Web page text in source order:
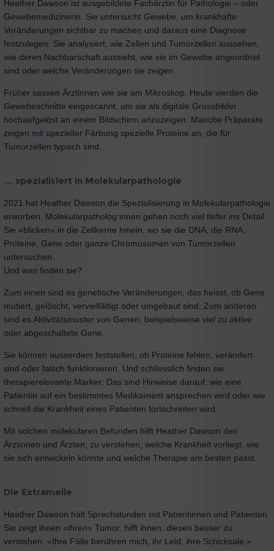
Heather Dawson ist ausgebildete Fachärztin für Pathologie – oder
Gewebemedizinerin. Sie untersucht Gewebe, um krankhafte
Veränderungen sichtbar zu machen und daraus eine Diagnose
festzulegen. Sie analysiert, wie Zellen und Tumorzellen aussehen,
wie deren Nachbarschaft aussieht, wie sie im Gewebe angeordnet
sind oder welche Veränderungen sie zeigen.
Früher sassen Ärztinnen wie sie am Mikroskop. Heute werden die
Gewebeschnitte eingescannt, um sie als digitale Grossbilder
hochaufgelöst an einem Bildschirm anzuzeigen. Manche Präparate
zeigen mit spezieller Färbung spezielle Proteine an, die für
Tumorzellen typisch sind.
… spezialisiert in Molekularpathologie
2021 hat Heather Dawson die Spezialisierung in Molekularpathologie
erworben. Molekularpatholog:innen gehen noch viel tiefer ins Detail.
Sie «blicken» in die Zellkerne hinein, wo sie die DNA, die RNA,
Proteine, Gene oder ganze Chromosomen von Tumorzellen
untersuchen.
Und was finden sie?
Zum einen sind es genetische Veränderungen, das heisst, ob Gene
mutiert, gelöscht, vervielfältigt oder umgebaut sind. Zum anderen
sind es Aktivitätsmuster von Genen, beispielsweise viel zu aktive
oder abgeschaltete Gene.
Sie können ausserdem feststellen, ob Proteine fehlen, verändert
sind oder falsch funktionieren. Und schliesslich finden sie
therapierelevante Marker: Das sind Hinweise darauf, wie eine
Patientin auf ein bestimmtes Medikament ansprechen wird oder wie
schnell die Krankheit eines Patienten fortschreiten wird.
Mit solchen molekularen Befunden hilft Heather Dawson den
Ärztinnen und Ärzten, zu verstehen, welche Krankheit vorliegt, wie
sie sich entwickeln könnte und welche Therapie am besten passt.
Die Extrameile
Heather Dawson hält Sprechstunden mit Patientinnen und Patienten.
Sie zeigt ihnen «ihren» Tumor, hilft ihnen, diesen besser zu
verstehen. «Ihre Fälle berühren mich, ihr Leid, ihre Schicksale.»